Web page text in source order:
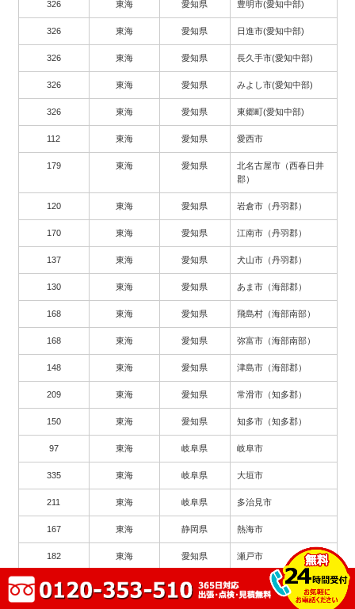
326 東海 愛知県 豊明市(愛知中部)
326 東海 愛知県 日進市(愛知中部)
326 東海 愛知県 長久手市(愛知中部)
326 東海 愛知県 みよし市(愛知中部)
326 東海 愛知県 東郷町(愛知中部)
112 東海 愛知県 愛西市
179 東海 愛知県
北名古屋市（西春日井
郡）
120 東海 愛知県 岩倉市（丹羽郡）
170 東海 愛知県 江南市（丹羽郡）
137 東海 愛知県 犬山市（丹羽郡）
130 東海 愛知県 あま市（海部郡）
168 東海 愛知県 飛島村（海部南部）
168 東海 愛知県 弥富市（海部南部）
148 東海 愛知県 津島市（海部郡）
209 東海 愛知県 常滑市（知多郡）
150 東海 愛知県 知多市（知多郡）
97 東海 岐阜県 岐阜市
335 東海 岐阜県 大垣市
211 東海 岐阜県 多治見市
167 東海 静岡県 熱海市
182 東海 愛知県 瀬戸市
263 東海 愛知県 豊川市